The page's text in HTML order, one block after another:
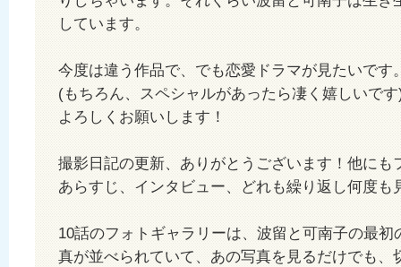
しています。
今度は違う作品で、でも恋愛ドラマが見たいです
(もちろん、スペシャルがあったら凄く嬉しいで
よろしくお願いします！
撮影日記の更新、ありがとうございます！他にも
あらすじ、インタビュー、どれも繰り返し何度も
10話のフォトギャラリーは、波留と可南子の最初
真が並べられていて、あの写真を見るだけでも、